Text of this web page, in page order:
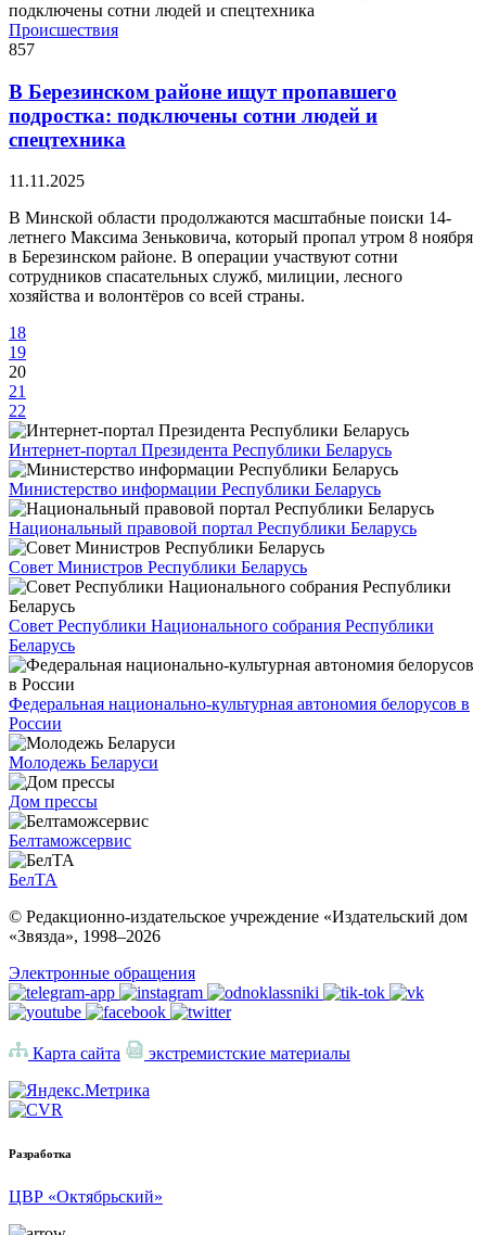
Происшествия
857
В Березинском районе ищут пропавшего
подростка: подключены сотни людей и
спецтехника
11.11.2025
В Минской области продолжаются масштабные поиски 14-
летнего Максима Зеньковича, который пропал утром 8 ноября
в Березинском районе. В операции участвуют сотни
сотрудников спасательных служб, милиции, лесного
хозяйства и волонтёров со всей страны.
18
19
20
21
22
Интернет-портал Президента Республики Беларусь
Министерство информации Республики Беларусь
Национальный правовой портал Республики Беларусь
Совет Министров Республики Беларусь
Совет Республики Национального собрания Республики
Беларусь
Федеральная национально-культурная автономия белорусов в
России
Молодежь Беларуси
Дом прессы
Белтаможсервис
БелТА
© Редакционно-издательское учреждение «Издательский дом
«Звязда», 1998–2026
Электронные обращения
Карта сайта экстремистские материалы
Разработка
ЦВР «Октябрьский»